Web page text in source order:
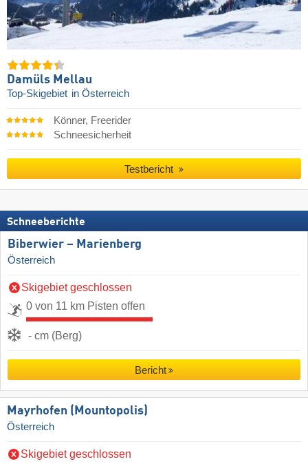
Damüls Mellau
Top-Skigebiet in Österreich
Könner, Freerider
Schneesicherheit
Testbericht
Schneeberichte
Biberwier – Marienberg
Österreich
Skigebiet geschlossen
0 von 11 km Pisten offen
- cm (Berg)
Bericht
Mayrhofen (Mountopolis)
Österreich
Skigebiet geschlossen